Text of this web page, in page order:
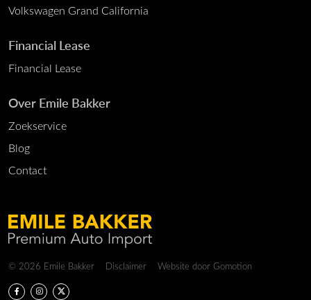
Volkswagen Grand California
Financial Lease
Financial Lease
Over Emile Bakker
Zoekservice
Blog
Contact
Copyright navigation
© 2026 Emile Bakker Disclaimer Website door Gomotion